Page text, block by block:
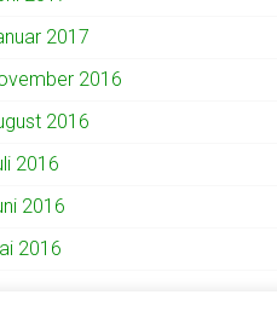
2017
2016
2016
2016
2016
2016